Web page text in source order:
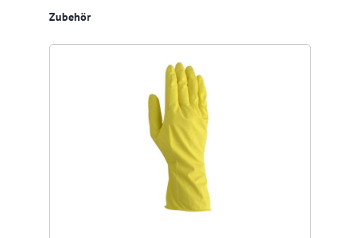
Produktgalerie überspringen
Zubehör